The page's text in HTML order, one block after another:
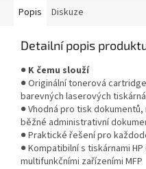
Popis
Diskuze
Detailní popis
● K čemu slouží
● Originální tonerová
barevných laserových
● Vhodná pro tisk
běžné administrativní
● Praktické řešení pro
● Kompatibilní s tiskárnami
multifunkčními zařízeními MFP